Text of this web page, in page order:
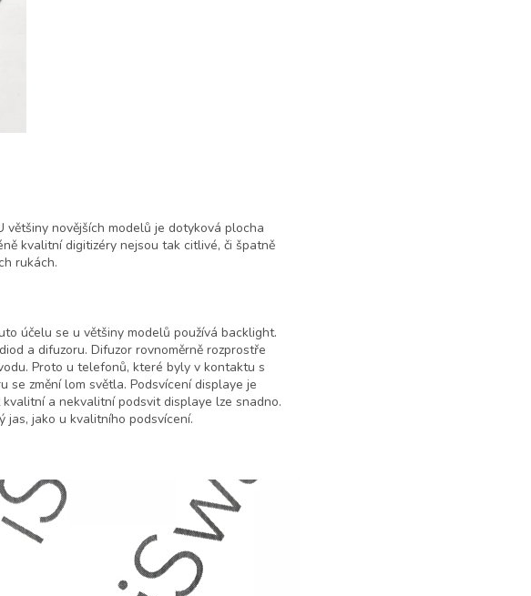
novějších modelů je dotyková plocha
kvalitní digitizéry nejsou tak citlivé, či špatně
rukách.
účelu se u většiny modelů používá backlight.
a difuzoru. Difuzor rovnoměrně rozprostře
Proto u telefonů, které byly v kontaktu s
se změní lom světla. Podsvícení displaye je
a nekvalitní podsvit displaye lze snadno.
jas, jako u kvalitního podsvícení.